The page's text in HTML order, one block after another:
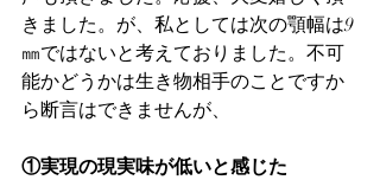
きました。が、私としては次の顎幅は9
㎜ではないと考えておりました。不可
能かどうかは生き物相手のことですか
ら断言はできませんが、
①実現の現実味が低いと感じた